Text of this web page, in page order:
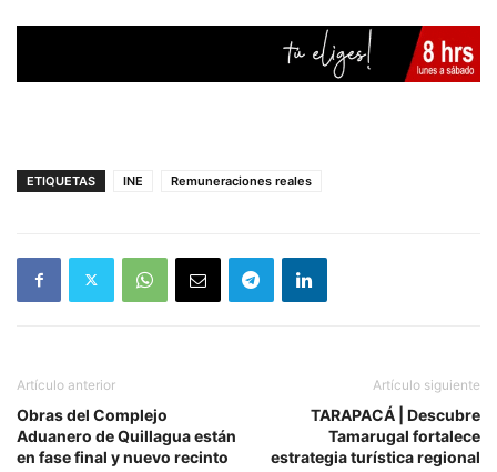
ETIQUETAS INE Remuneraciones reales
Artículo anterior
Obras del Complejo
Aduanero de Quillagua están
en fase final y nuevo recinto
Artículo siguiente
TARAPACÁ | Descubre
Tamarugal fortalece
estrategia turística regional